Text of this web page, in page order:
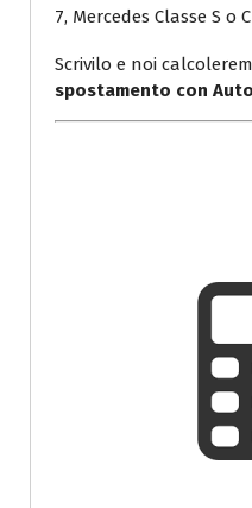
7, Mercedes Classe S o
Scrivilo e noi
spostamento con